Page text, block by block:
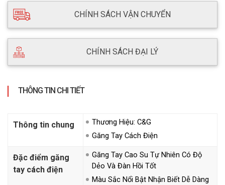
CHÍNH SÁCH VẬN CHUYỂN
CHÍNH SÁCH ĐẠI LÝ
THÔNG TIN CHI TIẾT
Thông tin chung
Thương Hiệu: C&G
Găng Tay Cách Điện
Đặc điểm găng
tay cách điện
Găng Tay Cao Su Tự Nhiên Có Độ
Dẻo Và Đàn Hồi Tốt
Màu Sắc Nổi Bật Nhận Biết Dễ Dàng